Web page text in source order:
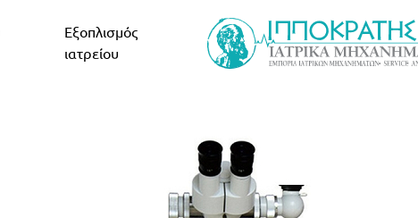
Εξοπλισμός
ιατρείου